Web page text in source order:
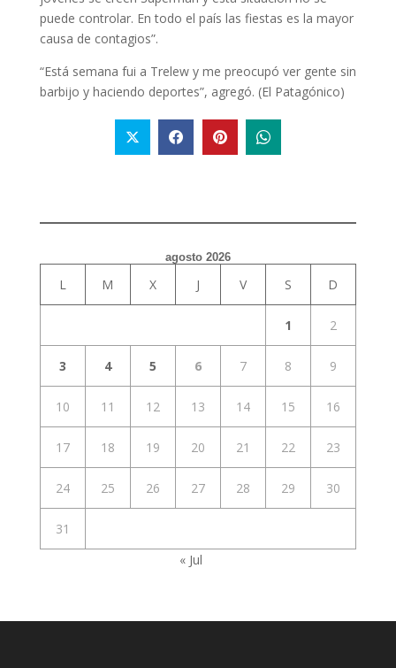
puede controlar. En todo el país las fiestas es la mayor
causa de contagios”.
“Está semana fui a Trelew y me preocupó ver gente sin
barbijo y haciendo deportes”, agregó. (El Patagónico)
agosto 2026
L M X J V S D
1 2
3 4 5 6 7 8 9
10 11 12 13 14 15 16
17 18 19 20 21 22 23
24 25 26 27 28 29 30
31
« Jul